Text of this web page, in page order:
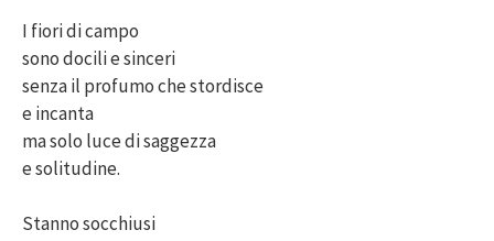
I fiori di campo
sono docili e sinceri
senza il profumo che stordisce
e incanta
ma solo luce di saggezza
e solitudine.
Stanno socchiusi